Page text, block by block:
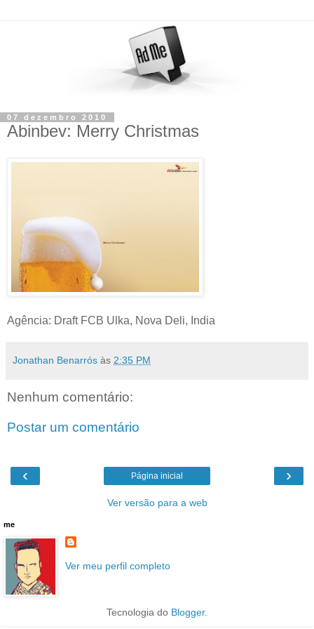
07 dezembro 2010
Abinbev: Merry Christmas
Agência: Draft FCB Ulka, Nova Deli, India
Jonathan Benarrós às 2:35 PM
Nenhum comentário:
Postar um comentário
‹ ›
Página inicial
Ver versão para a web
me
Ver meu perfil completo
Tecnologia do Blogger.